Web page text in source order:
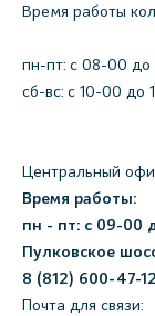
Время работы
пн-пт: c 08-00 до
сб-вс: с 10-00 до
Центральный
Время работы:
пн - пт: с 09-00
Пулковское
8 (812) 600-47-12
Почта для связи: